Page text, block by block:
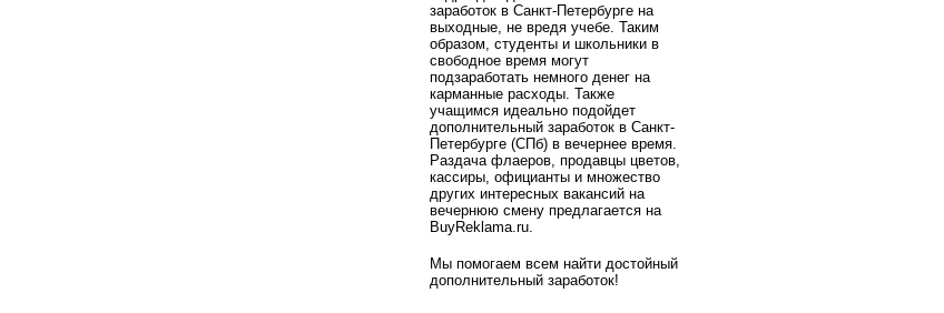
заработок в Санкт-Петербурге на
выходные, не вредя учебе. Таким
образом, студенты и школьники в
свободное время могут
подзаработать немного денег на
карманные расходы. Также
учащимся идеально подойдет
дополнительный заработок в Санкт-
Петербурге (СПб) в вечернее время.
Раздача флаеров, продавцы цветов,
кассиры, официанты и множество
других интересных вакансий на
вечернюю смену предлагается на
BuyReklama.ru.
Мы помогаем всем найти достойный
дополнительный заработок!